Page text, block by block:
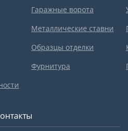
Гаражные ворота
Металлические ставни
Образцы отделки
Фурнитура